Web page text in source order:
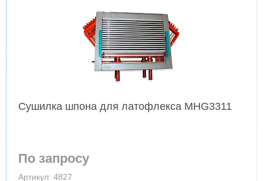
Сушилка шпона для латофлекса MHG3311
По запросу
Артикул: 4827